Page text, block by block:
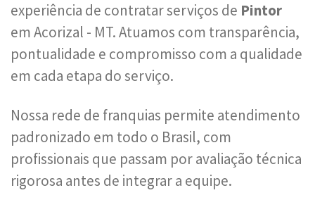
experiência de contratar serviços de Pintor
em Acorizal - MT. Atuamos com transparência,
pontualidade e compromisso com a qualidade
em cada etapa do serviço.
Nossa rede de franquias permite atendimento
padronizado em todo o Brasil, com
profissionais que passam por avaliação técnica
rigorosa antes de integrar a equipe.